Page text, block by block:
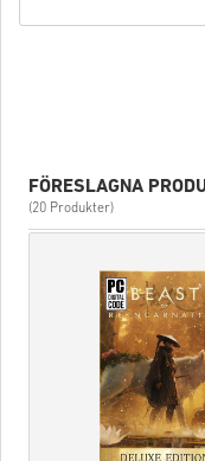
FÖRESLAGNA
(20 Produkter)